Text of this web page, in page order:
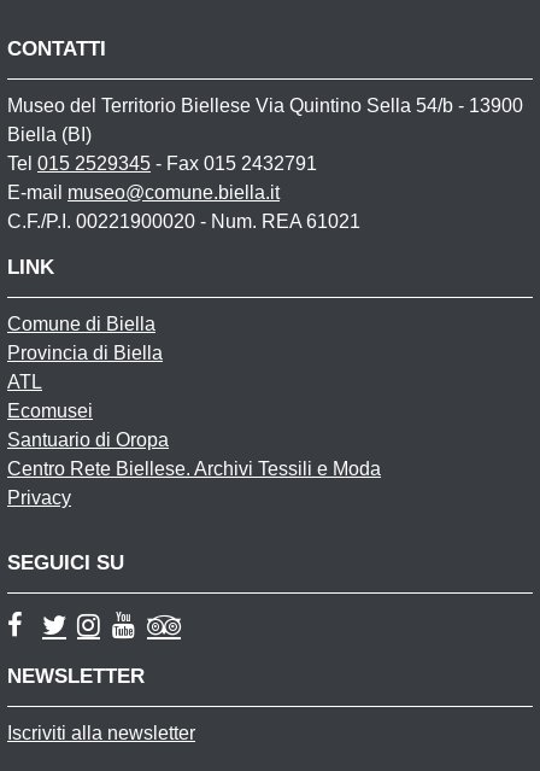
CONTATTI
Museo del Territorio Biellese Via Quintino Sella 54/b - 13900
Biella (BI)
Tel 015 2529345 - Fax 015 2432791
E-mail museo@comune.biella.it
C.F./P.I. 00221900020 - Num. REA 61021
LINK
Comune di Biella
Provincia di Biella
ATL
Ecomusei
Santuario di Oropa
Centro Rete Biellese. Archivi Tessili e Moda
Privacy
SEGUICI SU
NEWSLETTER
Iscriviti alla newsletter